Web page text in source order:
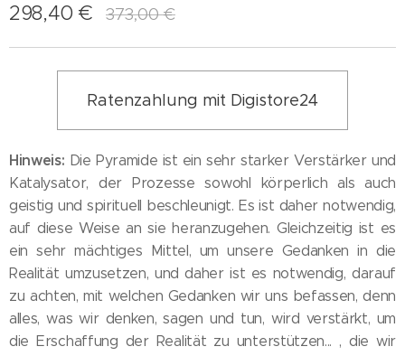
298,40 € 373,00€
Ratenzahlung mit Digistore24
Hinweis: Die Pyramide ist ein sehr starker Verstärker und
Katalysator, der Prozesse sowohl körperlich als auch
geistig und spirituell beschleunigt. Es ist daher notwendig,
auf diese Weise an sie heranzugehen. Gleichzeitig ist es
ein sehr mächtiges Mittel, um unsere Gedanken in die
Realität umzusetzen, und daher ist es notwendig, darauf
zu achten, mit welchen Gedanken wir uns befassen, denn
alles, was wir denken, sagen und tun, wird verstärkt, um
die Erschaffung der Realität zu unterstützen... , die wir